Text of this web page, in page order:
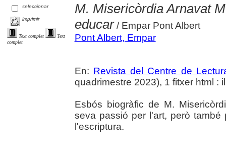
seleccionar
imprimir
Text complet
Text
complet
M. Misericòrdia Arnavat
educar/ Empar Pont Albert
Pont Albert, Empar
En: Revista del Centre de
quadrimestre 2023), 1 fitxer html :
Esbós biogràfic de M.
seva passió per l'art, però
l'escriptura.